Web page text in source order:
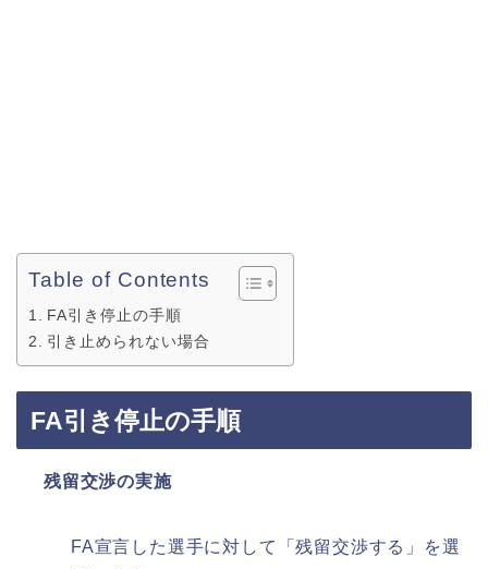
Table of Contents
FA引き停止の手順
引き止められない場合
FA引き停止の手順
残留交渉の実施
FA宣言した選手に対して「残留交渉する」を選